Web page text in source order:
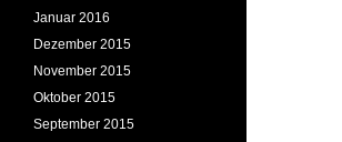
Januar 2016
Dezember 2015
November 2015
Oktober 2015
September 2015